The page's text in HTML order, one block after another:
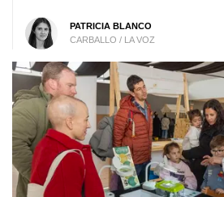
PATRICIA BLANCO
CARBALLO / LA VOZ